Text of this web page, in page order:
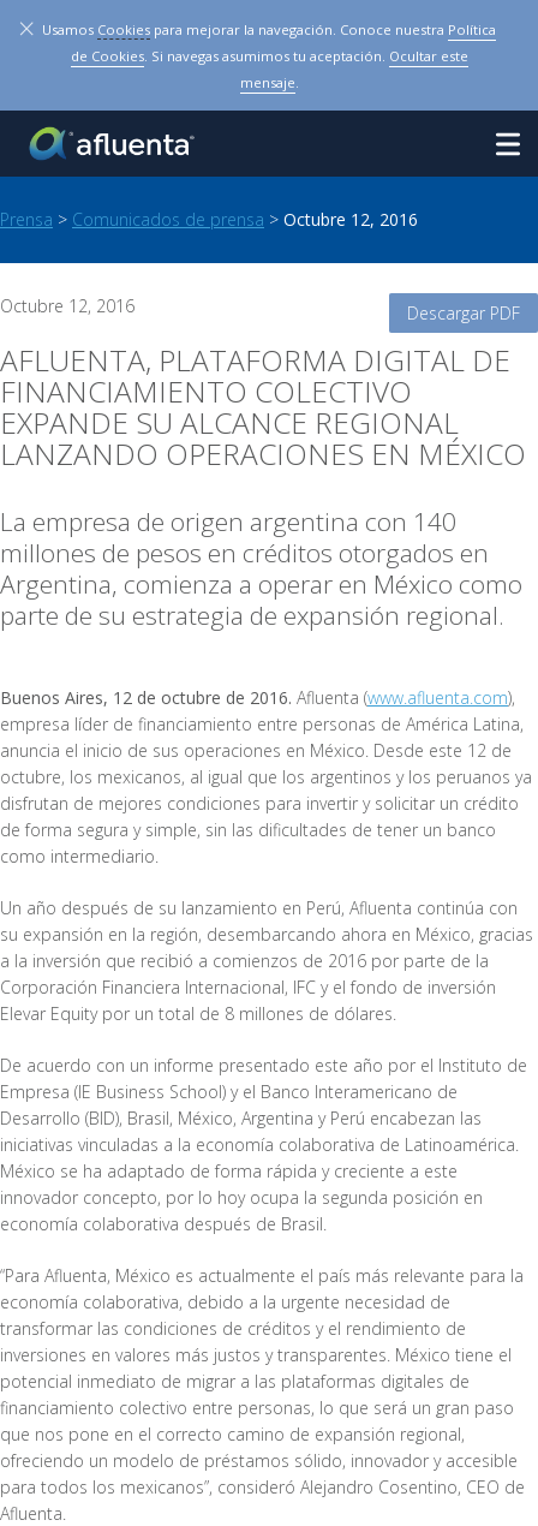
× Usamos Cookies para mejorar la navegación. Conoce nuestra Política
de Cookies. Si navegas asumimos tu aceptación. Ocultar este
mensaje.
Prensa > Comunicados de prensa > Octubre 12, 2016
Octubre 12, 2016 Descargar PDF
AFLUENTA, PLATAFORMA DIGITAL DE
FINANCIAMIENTO COLECTIVO
EXPANDE SU ALCANCE REGIONAL
LANZANDO OPERACIONES EN MÉXICO
La empresa de origen argentina con 140
millones de pesos en créditos otorgados en
Argentina, comienza a operar en México como
parte de su estrategia de expansión regional.
Buenos Aires, 12 de octubre de 2016. Afluenta (www.afluenta.com),
empresa líder de financiamiento entre personas de América Latina,
anuncia el inicio de sus operaciones en México. Desde este 12 de
octubre, los mexicanos, al igual que los argentinos y los peruanos ya
disfrutan de mejores condiciones para invertir y solicitar un crédito
de forma segura y simple, sin las dificultades de tener un banco
como intermediario.
Un año después de su lanzamiento en Perú, Afluenta continúa con
su expansión en la región, desembarcando ahora en México, gracias
a la inversión que recibió a comienzos de 2016 por parte de la
Corporación Financiera Internacional, IFC y el fondo de inversión
Elevar Equity por un total de 8 millones de dólares.
De acuerdo con un informe presentado este año por el Instituto de
Empresa (IE Business School) y el Banco Interamericano de
Desarrollo (BID), Brasil, México, Argentina y Perú encabezan las
iniciativas vinculadas a la economía colaborativa de Latinoamérica.
México se ha adaptado de forma rápida y creciente a este
innovador concepto, por lo hoy ocupa la segunda posición en
economía colaborativa después de Brasil.
“Para Afluenta, México es actualmente el país más relevante para la
economía colaborativa, debido a la urgente necesidad de
transformar las condiciones de créditos y el rendimiento de
inversiones en valores más justos y transparentes. México tiene el
potencial inmediato de migrar a las plataformas digitales de
financiamiento colectivo entre personas, lo que será un gran paso
que nos pone en el correcto camino de expansión regional,
ofreciendo un modelo de préstamos sólido, innovador y accesible
para todos los mexicanos”, consideró Alejandro Cosentino, CEO de
Afluenta.